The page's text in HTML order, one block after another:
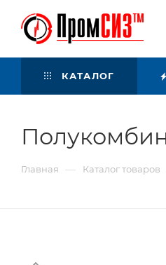
КАТАЛОГ
Главная — Каталог товаров